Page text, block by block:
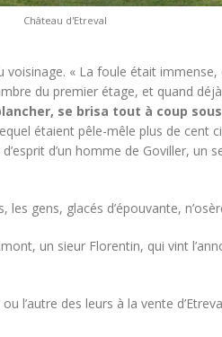
Château d'Etreval
« La foule était
du premier étage, et quand
se brisa tout à coup
étaient pêle-mêle plus de cent
d’un homme de Goviller,
gens, glacés d’épouvante,
un sieur Florentin, qui vint
l’autre des leurs à la vente